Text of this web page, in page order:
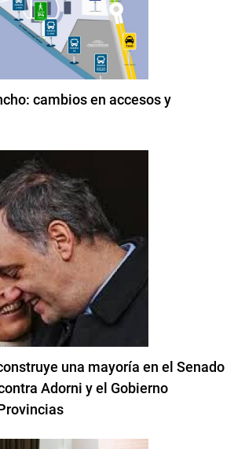
cambios en accesos y
una mayoría en el Senado
Adorni y el Gobierno